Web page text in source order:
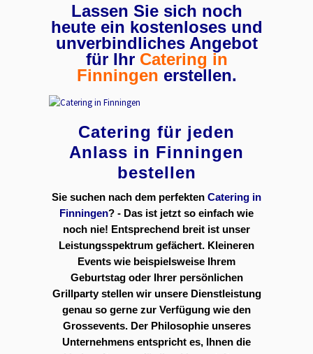
Lassen Sie sich noch
heute ein kostenloses und
unverbindliches Angebot
für Ihr Catering in
Finningen erstellen.
Catering für jeden
Anlass in Finningen
bestellen
Sie suchen nach dem perfekten Catering in
Finningen? - Das ist jetzt so einfach wie
noch nie! Entsprechend breit ist unser
Leistungsspektrum gefächert. Kleineren
Events wie beispielsweise Ihrem
Geburtstag oder Ihrer persönlichen
Grillparty stellen wir unsere Dienstleistung
genau so gerne zur Verfügung wie den
Grossevents. Der Philosophie unseres
Unternehmens entspricht es, Ihnen die